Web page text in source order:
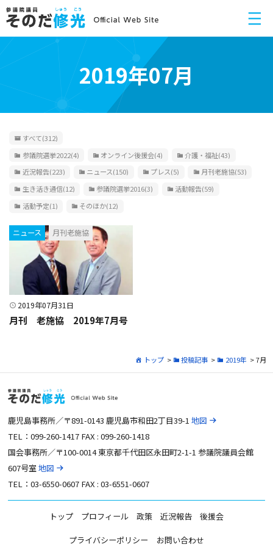
2019年07月
すべて(312)
参議院選挙2022(4) オンライン後援会(4) 介護・福祉(43)
近況報告(223) ニュース(150) プレス(5) 月刊老施協(53)
生き活き通信(12) 参議院選挙2016(3) 活動報告(59)
活動予定(1) そのほか(12)
2019年07月31日
月刊 老施協 2019年7月号
ニュース 月刊老施協
トップ > 投稿記事 > 2019年 > 7月
鹿児島事務所／〒891-0143 鹿児島市和田2丁目39-1地図
TEL：099-260-1417 FAX : 099-260-1418
国会事務所／〒100-0014 東京都千代田区永田町2-1-1 参議院議員会館
607号室地図
TEL：03-6550-0607 FAX : 03-6551-0607
トップ プロフィール 政策 近況報告 後援会
プライバシーポリシー お問い合わせ